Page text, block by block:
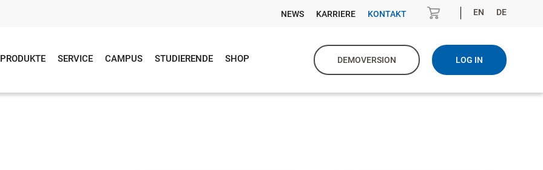
NEWS KARRIERE KONTAKT EN DE
PRODUKTE SERVICE CAMPUS STUDIERENDE SHOP DEMOVERSION LOG IN